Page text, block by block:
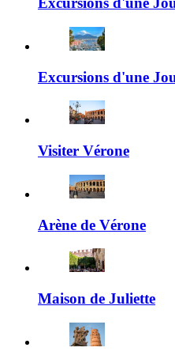
Excursions d'une
Visiter Vérone
Arène de Vérone
Maison de Juliette